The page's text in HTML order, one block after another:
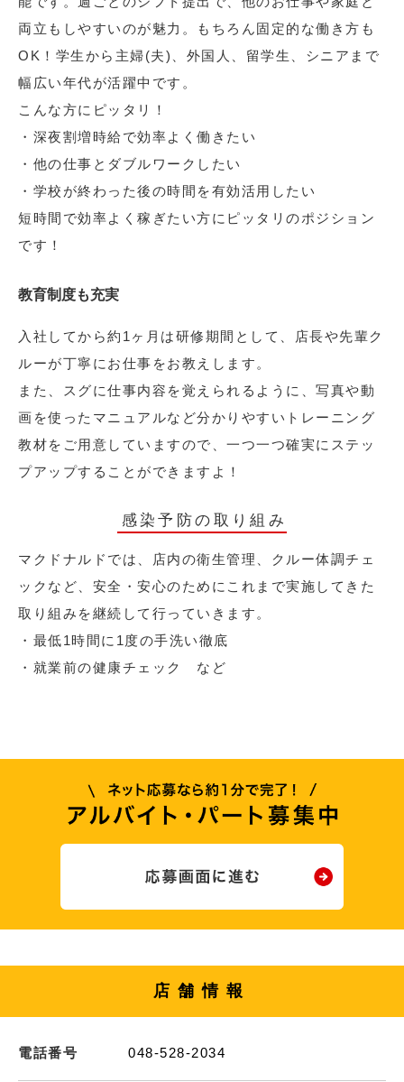
両立もしやすいのが魅力。もちろん固定的な働き方も
OK！学生から主婦(夫)、外国人、留学生、シニアまで
幅広い年代が活躍中です。
こんな方にピッタリ！
・深夜割増時給で効率よく働きたい
・他の仕事とダブルワークしたい
・学校が終わった後の時間を有効活用したい
短時間で効率よく稼ぎたい方にピッタリのポジション
です！
教育制度も充実
入社してから約1ヶ月は研修期間として、店長や先輩ク
ルーが丁寧にお仕事をお教えします。
また、スグに仕事内容を覚えられるように、写真や動
画を使ったマニュアルなど分かりやすいトレーニング
教材をご用意していますので、一つ一つ確実にステッ
プアップすることができますよ！
感染予防の取り組み
マクドナルドでは、店内の衛生管理、クルー体調チェ
ックなど、安全・安心のためにこれまで実施してきた
取り組みを継続して行っていきます。
・最低1時間に1度の手洗い徹底
・就業前の健康チェック など
店舗情報
電話番号 048-528-2034